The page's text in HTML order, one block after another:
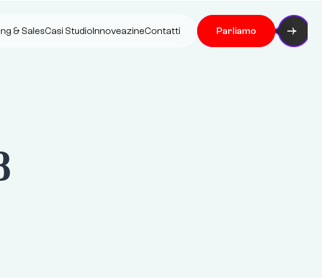
& SalesCasi StudioInnoveazineContatti Parliamo